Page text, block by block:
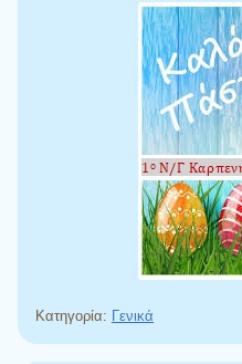
Κατηγορία: Γενικά